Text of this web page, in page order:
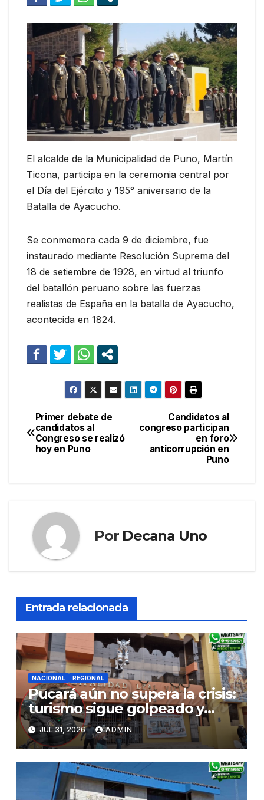
El alcalde de la Municipalidad de Puno, Martín
Ticona, participa en la ceremonia central por
el Día del Ejército y 195° aniversario de la
Batalla de Ayacucho.
Se conmemora cada 9 de diciembre, fue
instaurado mediante Resolución Suprema del
18 de setiembre de 1928, en virtud al triunfo
del batallón peruano sobre las fuerzas
realistas de España en la batalla de Ayacucho,
acontecida en 1824.
Navegación
de
Candidatos al
congreso participan
en foro
anticorrupción en
Puno
Primer debate de
candidatos al
Congreso se realizó
hoy en Puno
Por Decana Uno
Entrada relacionada
NACIONAL REGIONAL
Pucará aún no supera la crisis:
turismo sigue golpeado y
alcaldesa exige al nuevo
Gobierno fondos para obras
paralizadas
JUL 31, 2026 ADMIN